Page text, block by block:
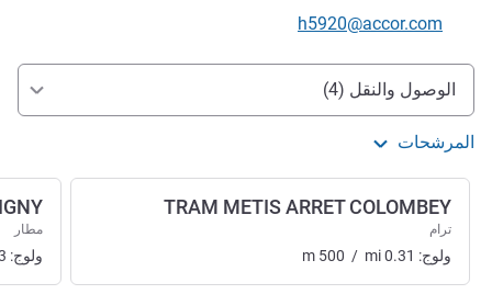
تواصل معنا عبر البريد الإلكتروني
h5920@accor.com
الوصول والتنقل
الوصول والنقل (4)
المرشحات
TRAM METIS ARRET COLOMBEY
ترام
ولوج: m 500 / mi0.31
مطار
ولوج: